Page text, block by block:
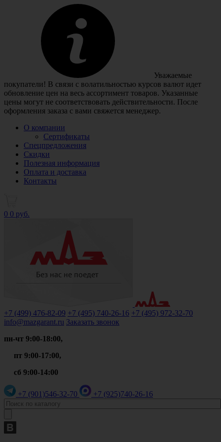
Уважаемые
покупатели! В связи с волатильностью курсов валют идет
обновление цен на весь ассортимент товаров. Указанные
цены могут не соответствовать действительности. После
оформления заказа с вами свяжется менеджер.
О компании
Сертификаты
Спецпредложения
Скидки
Полезная информация
Оплата и доставка
Контакты
0 0 руб.
+7 (499) 476-82-09 +7 (495) 740-26-16 +7 (495) 972-32-70
info@mazgarant.ru Заказать звонок
пн-чт 9:00-18:00,
пт 9:00-17:00,
сб 9:00-14:00
+7 (901)546-32-70 +7 (925)740-26-16